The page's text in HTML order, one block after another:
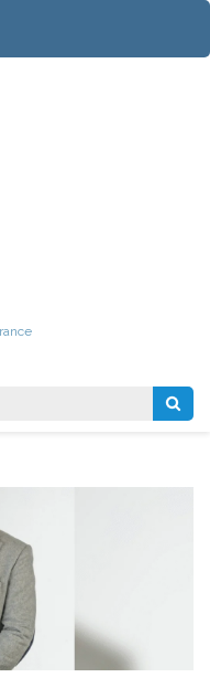
Rechercher